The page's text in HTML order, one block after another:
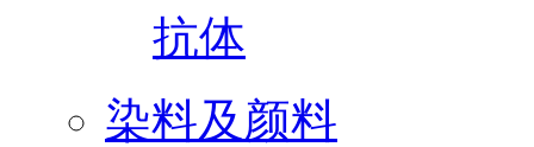
抗体
染料及颜料